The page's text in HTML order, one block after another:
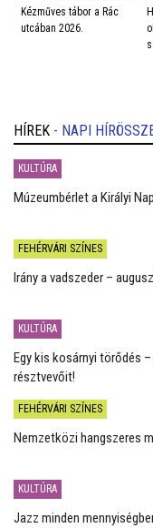
Kézműves tábor a Rác
utcában 2026.
HÍREK - NAPI
KULTÚRA
Múzeumbérlet a Királyi
FEHÉRVÁRI SZÍNES
Irány a vadszeder –
KULTÚRA
Egy kis kosárnyi törődés
résztvevőit!
FEHÉRVÁRI SZÍNES
Nemzetközi hangszeres
KULTÚRA
Jazz minden